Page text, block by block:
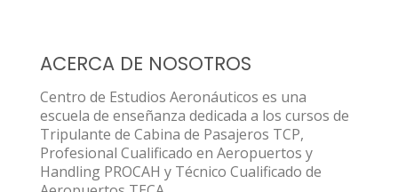
ACERCA DE NOSOTROS
Centro de Estudios Aeronáuticos es una
escuela de enseñanza dedicada a los cursos de
Tripulante de Cabina de Pasajeros TCP,
Profesional Cualificado en Aeropuertos y
Handling PROCAH y Técnico Cualificado de